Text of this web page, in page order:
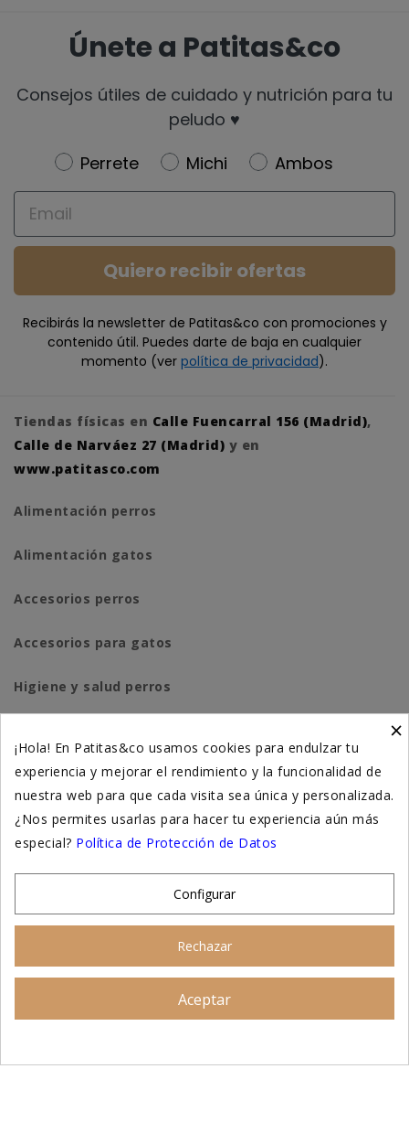
Únete a Patitas&co
Consejos útiles de cuidado y nutrición para tu
peludo ♥️
Newsletter
Perrete Michi
Ambos
Email
Quiero recibir ofertas
Recibirás la newsletter de Patitas&co con promociones y
contenido útil. Puedes darte de baja en cualquier
momento (ver política de privacidad).
Tiendas físicas en Calle Fuencarral 156 (Madrid),
Calle de Narváez 27 (Madrid) y en
www.patitasco.com
Alimentación perros
Alimentación gatos
Accesorios perros
Accesorios para gatos
Higiene y salud perros
Suplementación natural
Otros
×
¡Hola! En Patitas&co usamos cookies para endulzar tu
experiencia y mejorar el rendimiento y la funcionalidad de
nuestra web para que cada visita sea única y personalizada.
¿Nos permites usarlas para hacer tu experiencia aún más
especial? Política de Protección de Datos
Configurar
Rechazar
Aceptar